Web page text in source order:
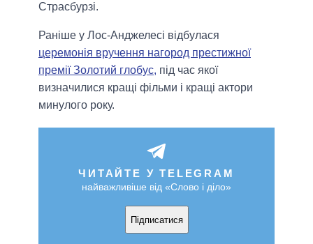
Страсбурзі.
Раніше у Лос-Анджелесі відбулася
церемонія вручення нагород престижної
премії Золотий глобус, під час якої
визначилися кращі фільми і кращі актори
минулого року.
ЧИТАЙТЕ У TELEGRAM
найважливіше від «Слово і діло»
Підписатися